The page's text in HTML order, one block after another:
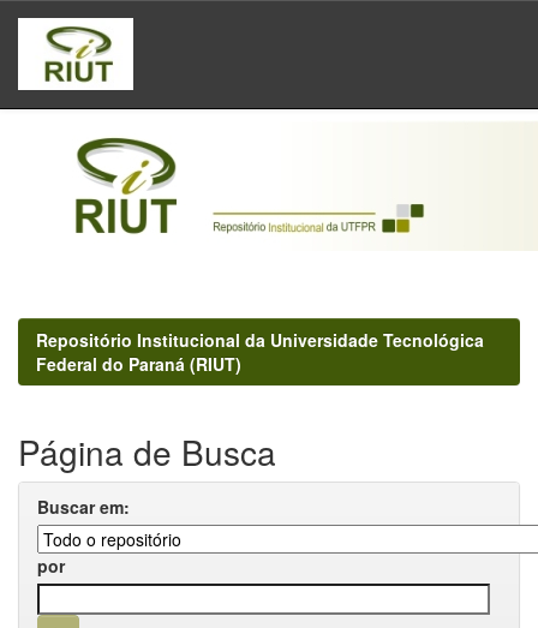
Skip
navigation
Repositório Institucional da Universidade Tecnológica
Federal do Paraná (RIUT)
Página de Busca
Buscar em:
por